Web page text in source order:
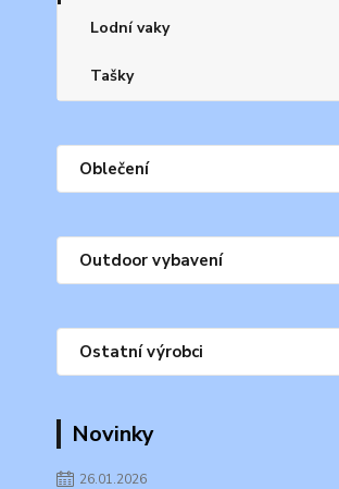
Lodní vaky
Tašky
Oblečení
Outdoor vybavení
Ostatní výrobci
Novinky
26.01.2026